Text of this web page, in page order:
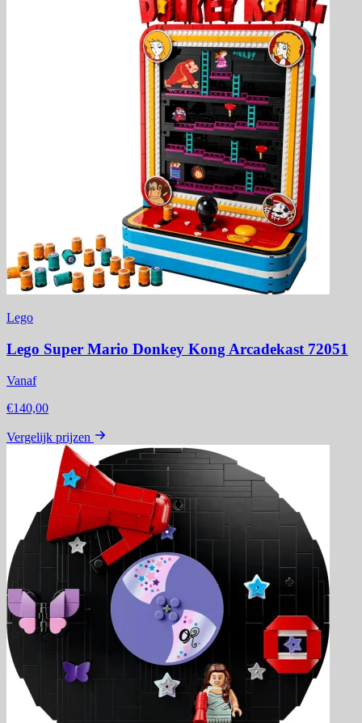
Lego
Lego Super Mario Donkey Kong Arcadekast 72051
Vanaf
€140,00
Vergelijk prijzen